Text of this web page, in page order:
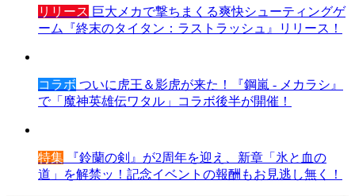
リリース 巨大メカで撃ちまくる爽快シューティングゲ
ーム『終末のタイタン：ラストラッシュ』リリース！
コラボ ついに虎王＆影虎が来た！『鋼嵐 - メカラシ』
で「魔神英雄伝ワタル」コラボ後半が開催！
特集 『鈴蘭の剣』が2周年を迎え、新章「氷と血の
道」を解禁ッ！記念イベントの報酬もお見逃し無く！